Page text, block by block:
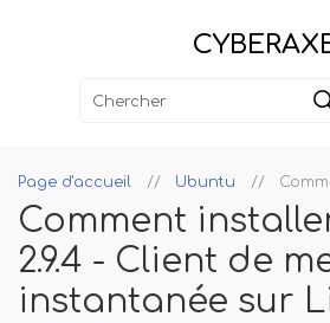
Page d'accueil Ubuntu
Comment
2.9.4 - Client de
instantanée sur